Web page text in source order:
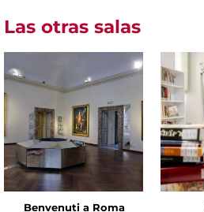
Las otras salas
Benvenuti a Roma